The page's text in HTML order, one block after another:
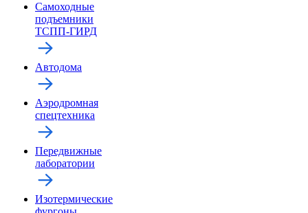
Самоходные
подъемники
ТСПП-ГИРД
Автодома
Аэродромная
спецтехника
Передвижные
лаборатории
Изотермические